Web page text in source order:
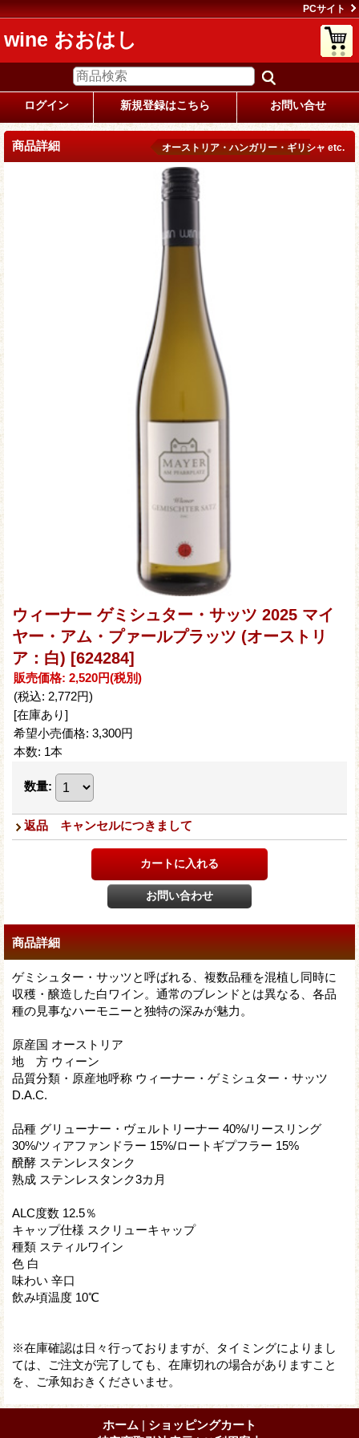
PCサイト
wine おおはし
ログイン 新規登録はこちら お問い合せ
商品詳細 オーストリア・ハンガリー・ギリシャ etc.
ウィーナー ゲミシュター・サッツ 2025 マイ
ヤー・アム・プァールプラッツ (オーストリ
ア：白) [624284]
販売価格: 2,520円(税別)
(税込: 2,772円)
[在庫あり]
希望小売価格: 3,300円
本数: 1本
数量:
返品 キャンセルにつきまして
商品詳細
ゲミシュター・サッツと呼ばれる、複数品種を混植し同時に
収穫・醸造した白ワイン。通常のブレンドとは異なる、各品
種の見事なハーモニーと独特の深みが魅力。
原産国 オーストリア
地 方 ウィーン
品質分類・原産地呼称 ウィーナー・ゲミシュター・サッツ
D.A.C.
品種 グリューナー・ヴェルトリーナー 40%/リースリング
30%/ツィアファンドラー 15%/ロートギプフラー 15%
醗酵 ステンレスタンク
熟成 ステンレスタンク3カ月
ALC度数 12.5％
キャップ仕様 スクリューキャップ
種類 スティルワイン
色 白
味わい 辛口
飲み頃温度 10℃
※在庫確認は日々行っておりますが、タイミングによりまし
ては、ご注文が完了しても、在庫切れの場合がありますこと
を、ご承知おきくださいませ。
ホーム | ショッピングカート